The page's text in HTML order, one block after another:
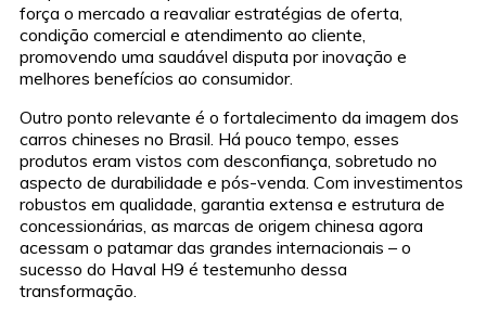
força o mercado a reavaliar estratégias de oferta,
condição comercial e atendimento ao cliente,
promovendo uma saudável disputa por inovação e
melhores benefícios ao consumidor.
Outro ponto relevante é o fortalecimento da imagem dos
carros chineses no Brasil. Há pouco tempo, esses
produtos eram vistos com desconfiança, sobretudo no
aspecto de durabilidade e pós-venda. Com investimentos
robustos em qualidade, garantia extensa e estrutura de
concessionárias, as marcas de origem chinesa agora
acessam o patamar das grandes internacionais – o
sucesso do Haval H9 é testemunho dessa
transformação.